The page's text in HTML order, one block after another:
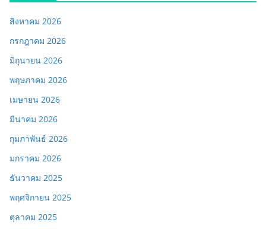
สิงหาคม 2026
กรกฎาคม 2026
มิถุนายน 2026
พฤษภาคม 2026
เมษายน 2026
มีนาคม 2026
กุมภาพันธ์ 2026
มกราคม 2026
ธันวาคม 2025
พฤศจิกายน 2025
ตุลาคม 2025